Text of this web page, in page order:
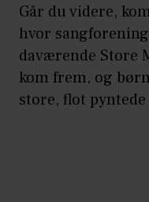
Går du videre,
hvor
daværende Store
kom frem, og
store, flot